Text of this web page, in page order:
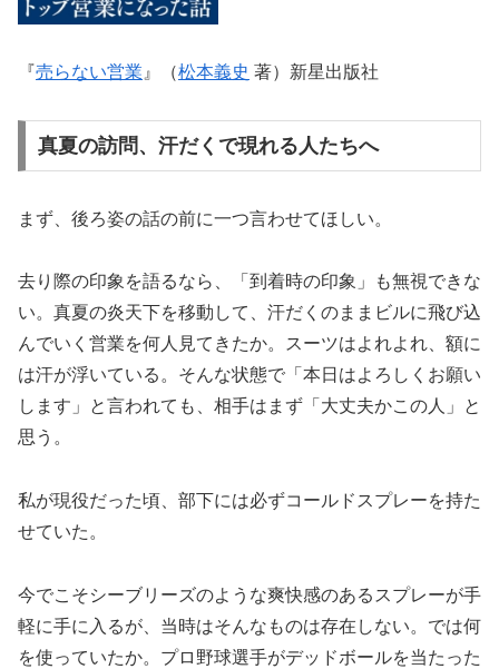
『売らない営業 』（松本義史 著）新星出版社
真夏の訪問、汗だくで現れる人たちへ
まず、後ろ姿の話の前に一つ言わせてほしい。
去り際の印象を語るなら、「到着時の印象」も無視できな
い。真夏の炎天下を移動して、汗だくのままビルに飛び込
んでいく営業を何人見てきたか。スーツはよれよれ、額に
は汗が浮いている。そんな状態で「本日はよろしくお願い
します」と言われても、相手はまず「大丈夫かこの人」と
思う。
私が現役だった頃、部下には必ずコールドスプレーを持た
せていた。
今でこそシーブリーズのような爽快感のあるスプレーが手
軽に手に入るが、当時はそんなものは存在しない。では何
を使っていたか。プロ野球選手がデッドボールを当たった